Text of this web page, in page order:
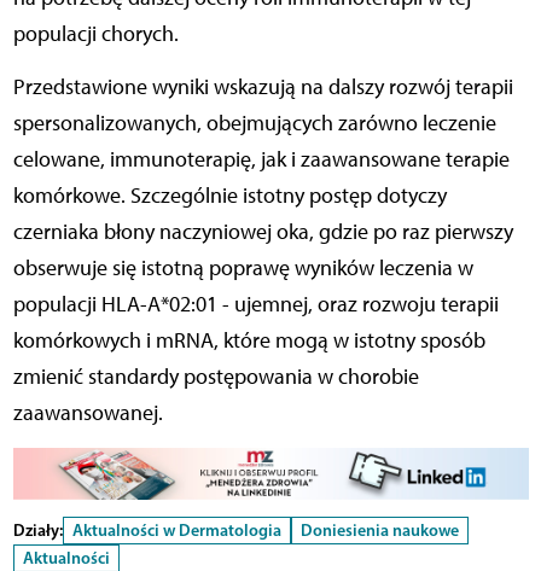
populacji chorych.
Przedstawione wyniki wskazują na dalszy rozwój terapii
spersonalizowanych, obejmujących zarówno leczenie
celowane, immunoterapię, jak i zaawansowane terapie
komórkowe. Szczególnie istotny postęp dotyczy
czerniaka błony naczyniowej oka, gdzie po raz pierwszy
obserwuje się istotną poprawę wyników leczenia w
populacji HLA-A*02:01 - ujemnej, oraz rozwoju terapii
komórkowych i mRNA, które mogą w istotny sposób
zmienić standardy postępowania w chorobie
zaawansowanej.
Działy: Aktualności w Dermatologia
Doniesienia naukowe
Aktualności